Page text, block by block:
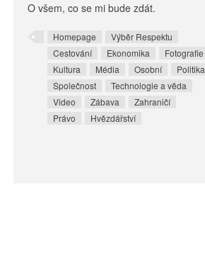
O všem, co se mi bude zdát.
Homepage
Výběr Respektu
Cestování
Ekonomika
Fotografie
Kultura
Média Osobní
Politika
Společnost
Technologie a věda
Video
Zábava
Zahraničí
Právo
Hvězdářství